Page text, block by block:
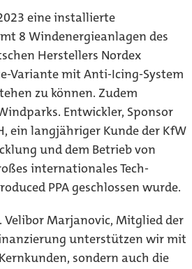
eine installierte
8 Windenergieanlagen des
Herstellers Nordex
Variante mit Anti-Icing-System
zu können. Zudem
Entwickler, Sponsor
ein langjähriger Kunde der KfW
und dem Betrieb von
internationales Tech-
PPA geschlossen wurde.
Velibor Marjanovic, Mitglied der
unterstützen wir mit
sondern auch die